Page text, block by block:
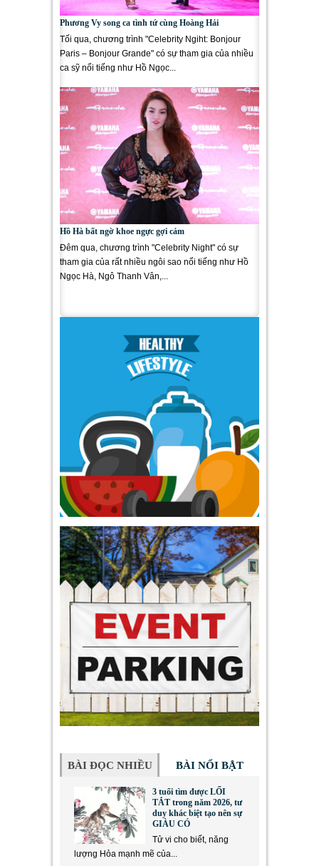
Phương Vy song ca tình tứ cùng Hoàng Hải
Tối qua, chương trình "Celebrity Ngiht: Bonjour
Paris – Bonjour Grande" có sự tham gia của nhiều
ca sỹ nổi tiếng như Hồ Ngọc...
Hồ Hà bất ngờ khoe ngực gợi cảm
Đêm qua, chương trình "Celebrity Night" có sự
tham gia của rất nhiều ngôi sao nổi tiếng như Hồ
Ngọc Hà, Ngô Thanh Vân,...
BÀI ĐỌC NHIỀU BÀI NỔI BẬT
3 tuổi tìm được LỐI
TẮT trong năm 2026, tư
duy khác biệt tạo nên sự
GIÀU CÓ
Tử vi cho biết, năng
lượng Hỏa mạnh mẽ của...